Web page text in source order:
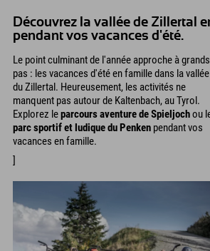
Découvrez la vallée de Zillertal
pendant vos vacances d'été.
Le point culminant de l'année approche à grands
pas : les vacances d'été en famille dans la vallée
du Zillertal. Heureusement, les activités ne
manquent pas autour de Kaltenbach, au Tyrol.
Explorez leparcours aventure de Spieljochou
parc sportif et ludique du Penken pendant vos
vacances en famille.
]